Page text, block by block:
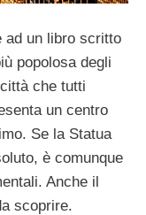
ad un libro scritto
popolosa degli
che tutti
un centro
Se la Statua
è comunque
Anche il
scoprire.